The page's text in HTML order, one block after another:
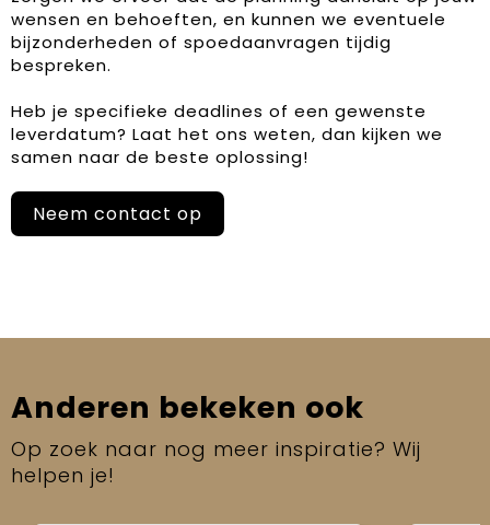
wensen en behoeften, en kunnen we eventuele
bijzonderheden of spoedaanvragen tijdig
bespreken.
Heb je specifieke deadlines of een gewenste
leverdatum? Laat het ons weten, dan kijken we
samen naar de beste oplossing!
Neem contact op
Anderen bekeken ook
Op zoek naar nog meer inspiratie? Wij
helpen je!